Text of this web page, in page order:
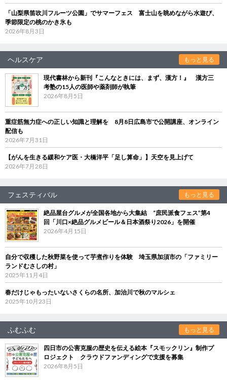
「山梨県笛吹川フルーツ公園」でサマーフェス 富士山を眺めながら水遊び、
季節限定の桃のかき氷も
2026年8月3日
ヘルスケア もっと見る
現代書林から新刊『こんなときには、まず、漢方！』 漢方三
考塾の15人の医師や薬剤師が執筆
2026年8月5日
重症筋無力症への正しい知識と理解を 8月8日広島市で公開講座、オンライン
配信も
2026年7月31日
【がんを生きる緩和ケア医・大橋洋平「足し算命」】天空を見上げて
2026年7月28日
フェスティバル もっと見る
絶品屋台グルメが全国各地から大集結 “庶民派食フェス”第4
回「川口×絶品グルメビール＆日本酒祭り2026」を開催
2026年4月15日
自分で収穫した秋野菜を使って芋煮作りを体験 埼玉県加須市の「ファミリー
ランドむさしの村」
2025年11月4日
春だけじゃもったいないさくらの名所、加治川で秋のマルシェ
2025年10月23日
ふむふむ もっと見る
四日市の公害克服の歴史を伝える絵本『スモックリン』制作プ
ロジェクト クラウドファンディングで支援を募集
2026年8月5日